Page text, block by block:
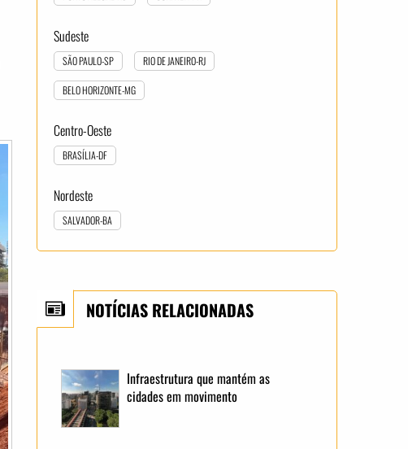
Sudeste
SÃO PAULO-SP RIO DE JANEIRO-RJ
BELO HORIZONTE-MG
Centro-Oeste
BRASÍLIA-DF
Nordeste
SALVADOR-BA
NOTÍCIAS RELACIONADAS
Infraestrutura que mantém as
cidades em movimento